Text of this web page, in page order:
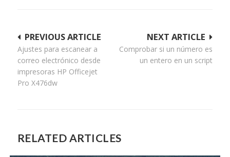
Navegación
de
entradas
NEXT ARTICLE
Comprobar si un número es
un entero en un script
PREVIOUS ARTICLE
Ajustes para escanear a
correo electrónico desde
impresoras HP Officejet
Pro X476dw
RELATED ARTICLES